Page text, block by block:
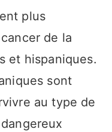
plus
de la
et hispaniques.
sont
au type de